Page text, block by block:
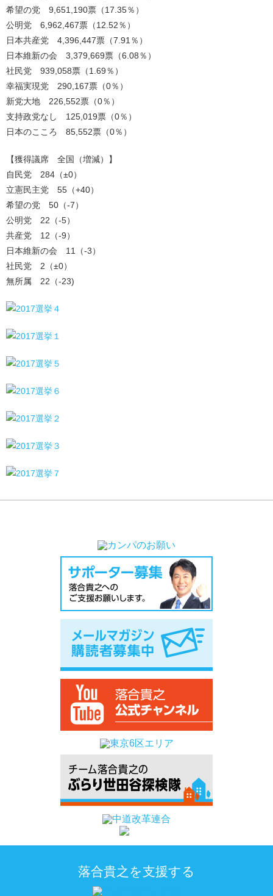
希望の党 9,651,190票（17.35％）
公明党 6,962,467票（12.52％）
日本共産党 4,396,447票（7.91％）
日本維新の会 3,379,669票（6.08％）
社民党 939,058票（1.69％）
幸福実現党 290,167票（0％）
新党大地 226,552票（0％）
支持政党なし 125,019票（0％）
日本のこころ 85,552票（0％）
【獲得議席 全国（増減）】
自民党 284（±0）
立憲民主党 55（+40）
希望の党 50（-7）
公明党 22（-5）
共産党 12（-9）
日本維新の会 11（-3）
社民党 2（±0）
無所属 22（-23)
落合貴之を支援する